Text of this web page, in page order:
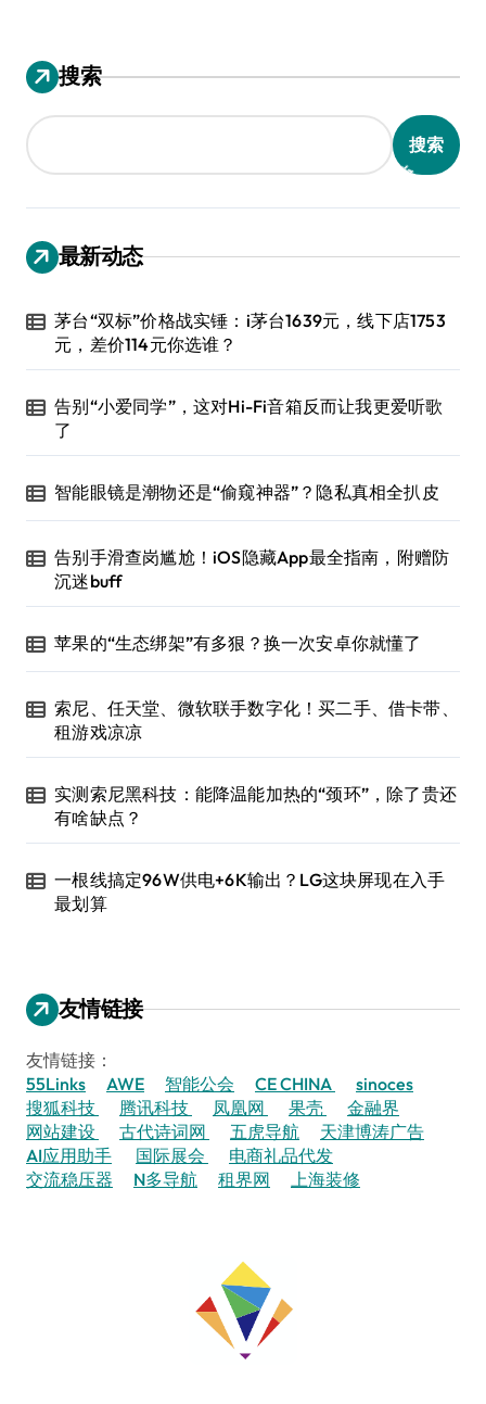
搜索
搜索
最新动态
茅台“双标”价格战实锤：i茅台1639元，线下店1753
元，差价114元你选谁？
告别“小爱同学”，这对Hi-Fi音箱反而让我更爱听歌
了
智能眼镜是潮物还是“偷窥神器”？隐私真相全扒皮
告别手滑查岗尴尬！iOS隐藏App最全指南，附赠防
沉迷buff
苹果的“生态绑架”有多狠？换一次安卓你就懂了
索尼、任天堂、微软联手数字化！买二手、借卡带、
租游戏凉凉
实测索尼黑科技：能降温能加热的“颈环”，除了贵还
有啥缺点？
一根线搞定96W供电+6K输出？LG这块屏现在入手
最划算
友情链接
友情链接：
55Links
AWE 智能公会 CE CHINA
sinoces
搜狐科技
腾讯科技 凤凰网 果壳
金融界
网站建设
古代诗词网 五虎导航
天津博涛广告
AI应用助手
国际展会
电商礼品代发
交流稳压器
N多导航 租界网 上海装修